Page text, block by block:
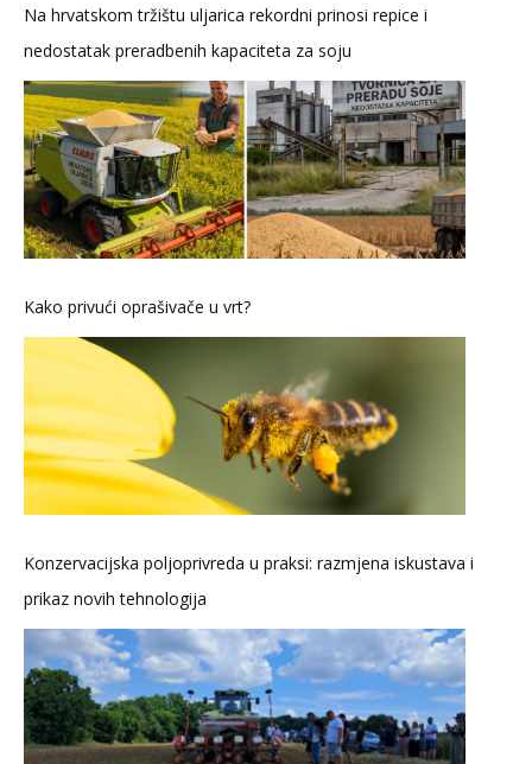
Na hrvatskom tržištu uljarica rekordni prinosi repice i
nedostatak preradbenih kapaciteta za soju
Kako privući oprašivače u vrt?
Konzervacijska poljoprivreda u praksi: razmjena iskustava i
prikaz novih tehnologija